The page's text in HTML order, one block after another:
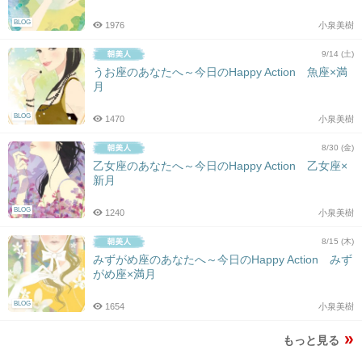
BLOG 小泉美樹
1976
BLOG
9/14 (土)
うお座のあなたへ～今日のHappy Action 魚座×満
月
小泉美樹
1470
BLOG
8/30 (金)
乙女座のあなたへ～今日のHappy Action 乙女座×
新月
小泉美樹
1240
BLOG
8/15 (木)
みずがめ座のあなたへ～今日のHappy Action みず
がめ座×満月
小泉美樹
1654
もっと見る